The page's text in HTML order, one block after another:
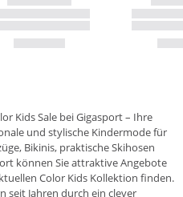
Kids Sale bei Gigasport – Ihre
und stylische Kindermode für
Bikinis, praktische Skihosen
können Sie attraktive Angebote
Color Kids Kollektion finden.
seit Jahren durch ein clever